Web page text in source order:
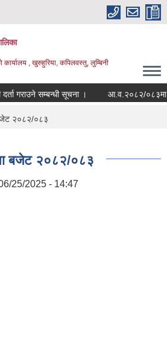
कार्यालय , खुरुहुरिया, कपिलवस्तु, लुम्बिनी
गराउने सम्बन्धी सूचना । आ.व.२०८२/०८३मा
२०८२/०८३
बजेट २०८२/०८३
25/2025 - 14:47